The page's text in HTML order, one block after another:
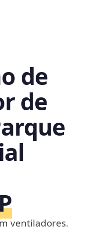
de
de
ventiladores.